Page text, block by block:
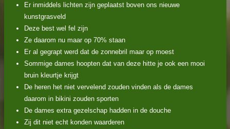
Er inmiddels lichten zijn geplaatst boven ons nieuwe
kunstgrasveld
Deze best wel fel zijn
Ze daarom nu maar op 70% staan
Er al gegrapt werd dat de zonnebril maar op moest
Sommige dames hoopten dat van deze hitte je ook een mooi
bruin kleurtje krijgt
De heren het niet vervelend zouden vinden als de dames
daarom in bikini zouden sporten
De dames extra gezelschap hadden in de douche
Zij dit niet echt konden waarderen